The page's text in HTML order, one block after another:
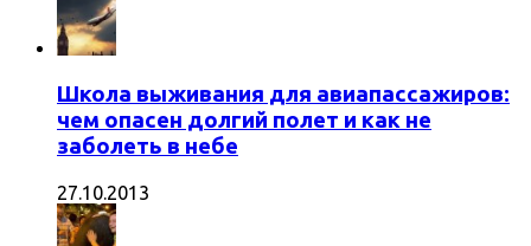
Школа выживания для авиапассажиров:
чем опасен долгий полет и как не
заболеть в небе
27.10.2013